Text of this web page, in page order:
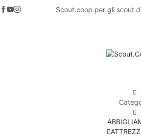
Scout.coop per gli scout